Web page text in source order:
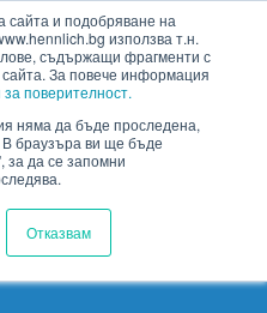
сайта и подобряване на
използва т.н.
съдържащи фрагменти с
За повече информация
поверителност.
няма да бъде проследена,
В браузъра ви ще бъде
за да се запомни
Отказвам